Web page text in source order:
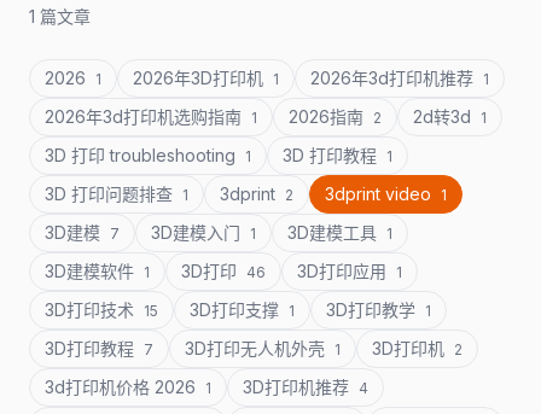
1 篇文章
2026 1 2026年3D打印机 1 2026年3d打印机推荐 1
2026年3d打印机选购指南 1 2026指南 2 2d转3d 1
3D 打印 troubleshooting 1 3D 打印教程 1
3D 打印问题排查 1 3dprint 2 3dprint video 1
3D建模 7 3D建模入门 1 3D建模工具 1
3D建模软件 1 3D打印 46 3D打印应用 1
3D打印技术 15 3D打印支撑 1 3D打印教学 1
3D打印教程 7 3D打印无人机外壳 1 3D打印机 2
3d打印机价格 2026 1 3D打印机推荐 4